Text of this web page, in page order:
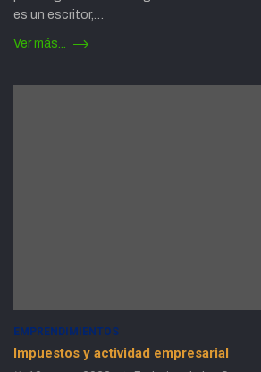
es un escritor,…
Ver más...
EMPRENDIMIENTOS
Impuestos y actividad empresarial